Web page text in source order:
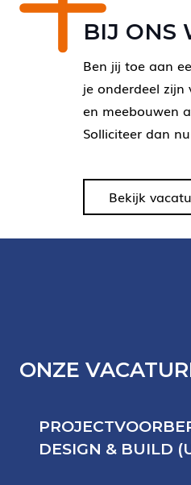
BIJ ONS
Ben jij toe aan
je onderdeel
en meebouwen
Solliciteer dan
Bekijk
ONZE
DESIGN & BUILD